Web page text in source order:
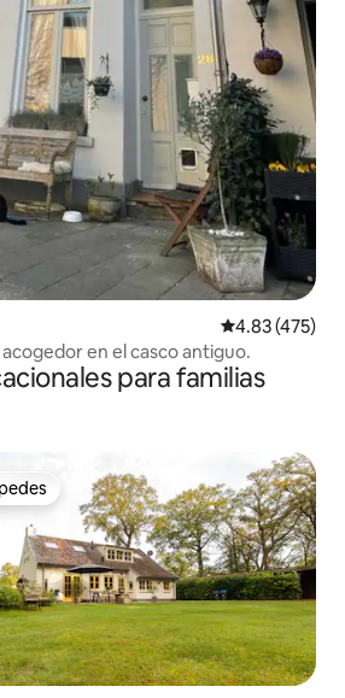
Calificación
4.83 (475)
en el casco antiguo.
para familias